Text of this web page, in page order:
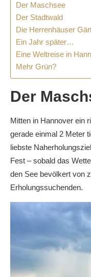
Der Maschsee
Der Stadtwald
Die Herrenhäuser
Ein Jahr später…
Eine Weltreise in
Mehr Grün?
Der
Mitten in Hannover ein
gerade einmal 2 Meter
liebste
Fest – sobald das
den See bevölkert von
Erholungssuchenden.